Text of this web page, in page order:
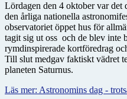
Lördagen den 4 oktober var det
den årliga nationella
observatoriet öppet hus för
tagit sig ut oss och de blev inte
rymdinspirerade kortföredrag
Till slut medgav faktiskt vädret
planeten Saturnus.
Läs mer: Astronomins dag -